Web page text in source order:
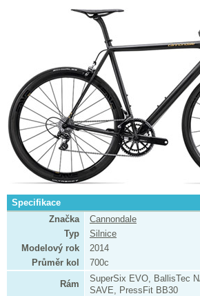
Specifikace
Značka
Cannondale
Typ
Silnice
Modelový rok
2014
Průměr kol
700c
Rám
SuperSix EVO, BallisTec
SAVE, PressFit BB30